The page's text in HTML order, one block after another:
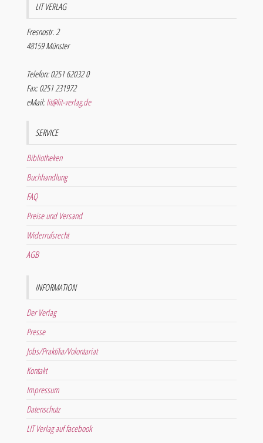
LIT VERLAG
Fresnostr. 2
48159 Münster
Telefon: 0251 62032 0
Fax: 0251 231972
eMail:lit@lit-verlag.de
SERVICE
Bibliotheken
Buchhandlung
FAQ
Preise und Versand
Widerrufsrecht
AGB
INFORMATION
Der Verlag
Presse
Jobs/Praktika/Volontariat
Kontakt
Impressum
Datenschutz
LIT Verlag auf facebook